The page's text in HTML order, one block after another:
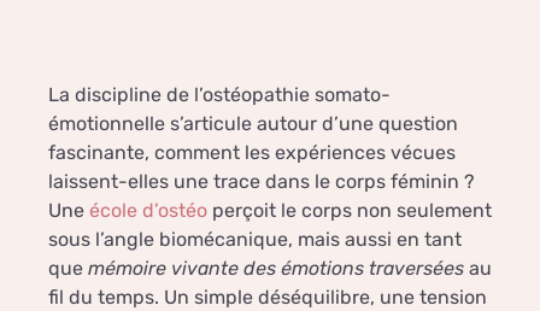
La discipline de l’ostéopathie somato-
émotionnelle s’articule autour d’une question
fascinante, comment les expériences vécues
laissent-elles une trace dans le corps féminin ?
Une école d’ostéo perçoit le corps non seulement
sous l’angle biomécanique, mais aussi en tant
que mémoire vivante des émotions traversées au
fil du temps. Un simple déséquilibre, une tension